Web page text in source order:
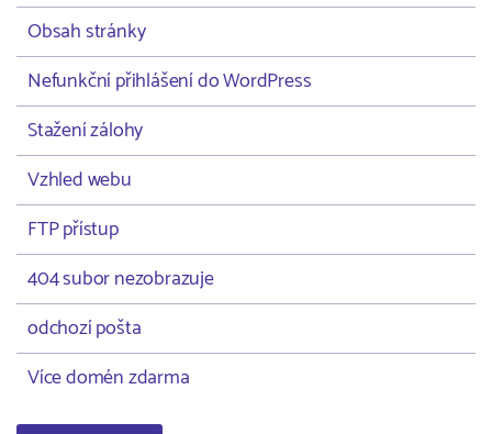
Obsah stránky
Nefunkční přihlášení do WordPress
Stažení zálohy
Vzhled webu
FTP přístup
404 subor nezobrazuje
odchozí pošta
Více domén zdarma